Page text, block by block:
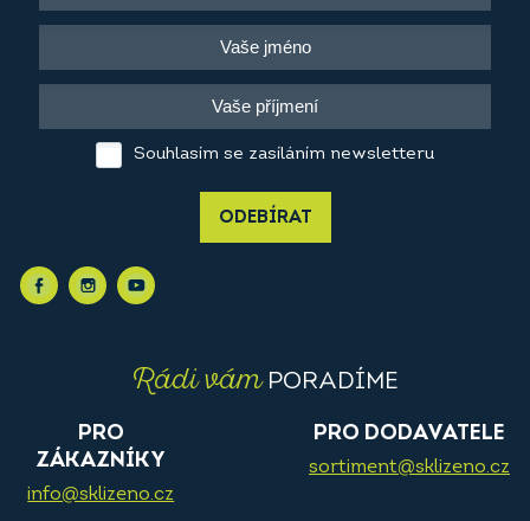
Souhlasím se zasíláním newsletteru
ODEBÍRAT
Rádi vámPORADÍME
PRO
ZÁKAZNÍKY
info@sklizeno.cz
PRO DODAVATELE
sortiment@sklizeno.cz